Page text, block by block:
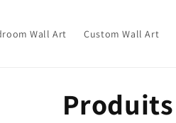
Wall Art Custom Wall Art
C
Produits